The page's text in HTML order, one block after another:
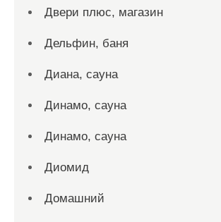
Двери плюс, магазин
Дельфин, баня
Диана, сауна
Динамо, сауна
Динамо, сауна
Диомид
Домашний